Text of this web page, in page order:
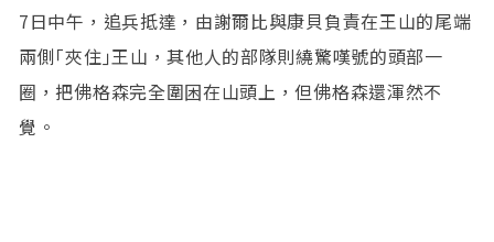
7日中午，追兵抵達，由謝爾比與康貝負責在王山的尾端
兩側｢夾住｣王山，其他人的部隊則繞驚嘆號的頭部一
圈，把佛格森完全圍困在山頭上，但佛格森還渾然不
覺。